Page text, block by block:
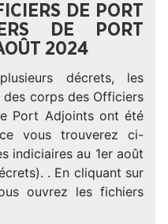
DE PORT
DE PORT
2024
décrets, les
des corps des Officiers
Port Adjoints ont été
vous trouverez ci-
indiciaires au 1er août
. En cliquant sur
ouvrez les fichiers